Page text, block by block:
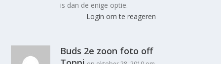
is dan de enige optie.
Login om te reageren
Buds 2e zoon foto off